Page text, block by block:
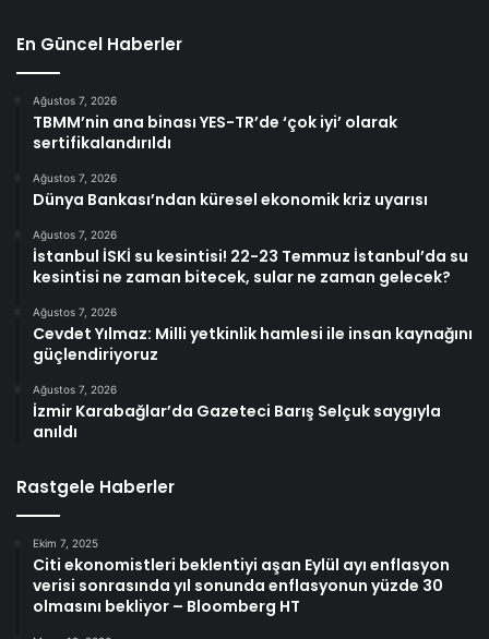
En Güncel Haberler
Ağustos 7, 2026
TBMM’nin ana binası YES-TR’de ‘çok iyi’ olarak
sertifikalandırıldı
Ağustos 7, 2026
Dünya Bankası’ndan küresel ekonomik kriz uyarısı
Ağustos 7, 2026
İstanbul İSKİ su kesintisi! 22-23 Temmuz İstanbul’da su
kesintisi ne zaman bitecek, sular ne zaman gelecek?
Ağustos 7, 2026
Cevdet Yılmaz: Milli yetkinlik hamlesi ile insan kaynağını
güçlendiriyoruz
Ağustos 7, 2026
İzmir Karabağlar’da Gazeteci Barış Selçuk saygıyla
anıldı
Rastgele Haberler
Ekim 7, 2025
Citi ekonomistleri beklentiyi aşan Eylül ayı enflasyon
verisi sonrasında yıl sonunda enflasyonun yüzde 30
olmasını bekliyor – Bloomberg HT